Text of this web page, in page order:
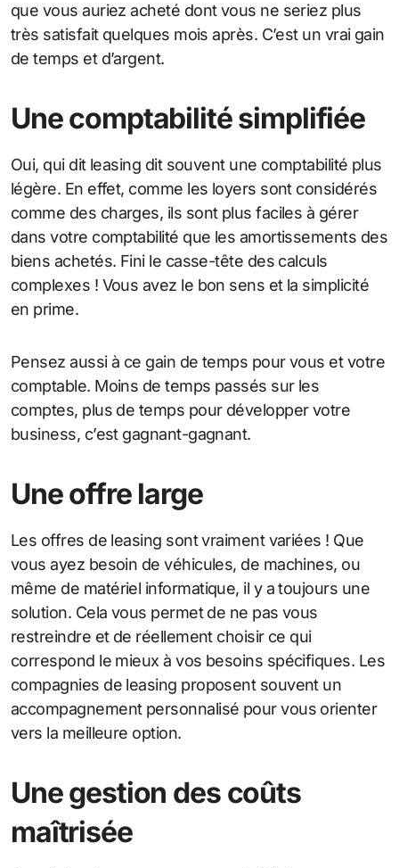
que vous auriez acheté dont vous ne seriez plus
très satisfait quelques mois après. C’est un vrai gain
de temps et d’argent.
Une comptabilité simplifiée
Oui, qui dit leasing dit souvent une comptabilité plus
légère. En effet, comme les loyers sont considérés
comme des charges, ils sont plus faciles à gérer
dans votre comptabilité que les amortissements des
biens achetés. Fini le casse-tête des calculs
complexes ! Vous avez le bon sens et la simplicité
en prime.
Pensez aussi à ce gain de temps pour vous et votre
comptable. Moins de temps passés sur les
comptes, plus de temps pour développer votre
business, c’est gagnant-gagnant.
Une offre large
Les offres de leasing sont vraiment variées ! Que
vous ayez besoin de véhicules, de machines, ou
même de matériel informatique, il y a toujours une
solution. Cela vous permet de ne pas vous
restreindre et de réellement choisir ce qui
correspond le mieux à vos besoins spécifiques. Les
compagnies de leasing proposent souvent un
accompagnement personnalisé pour vous orienter
vers la meilleure option.
Une gestion des coûts
maîtrisée